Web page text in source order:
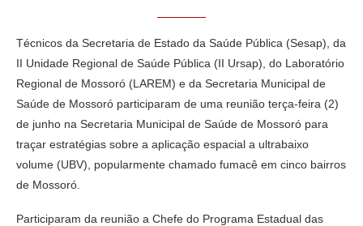
Técnicos da Secretaria de Estado da Saúde Pública (Sesap), da
II Unidade Regional de Saúde Pública (II Ursap), do Laboratório
Regional de Mossoró (LAREM) e da Secretaria Municipal de
Saúde de Mossoró participaram de uma reunião terça-feira (2)
de junho na Secretaria Municipal de Saúde de Mossoró para
traçar estratégias sobre a aplicação espacial a ultrabaixo
volume (UBV), popularmente chamado fumacê em cinco bairros
de Mossoró.
Participaram da reunião a Chefe do Programa Estadual das